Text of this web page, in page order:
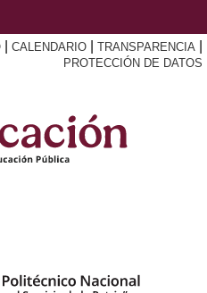
CALENDARIO TRANSPARENCIA
PROTECCIÓN DE DATOS